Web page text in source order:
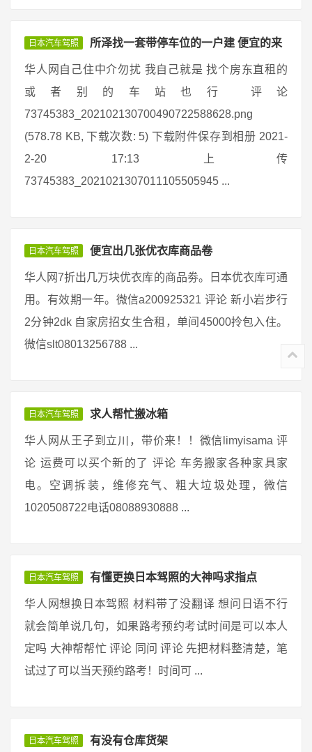
日本汽车驾照 所泽找一套带停车位的一户建 便宜的来
华人网自己住中介勿扰 我自己就是 找个房东直租的
或者别的车站也行 评论
73745383_202102130700490722588628.png
(578.78 KB, 下载次数: 5) 下载附件保存到相册 2021-
2-20 17:13 上传
73745383_2021021307011105505945 ...
日本汽车驾照 便宜出几张优衣库商品卷
华人网7折出几万块优衣库的商品劵。日本优衣库可通
用。有效期一年。微信a200925321 评论 新小岩步行
2分钟2dk 自家房招女生合租，单间45000拎包入住。
微信slt08013256788 ...
日本汽车驾照 求人帮忙搬冰箱
华人网从王子到立川，带价来！！微信limyisama 评
论 运费可以买个新的了 评论 车务搬家各种家具家
电。空调拆装，维修充气、粗大垃圾处理，微信
1020508722电话08088930888 ...
日本汽车驾照 有懂更换日本驾照的大神吗求指点
华人网想换日本驾照 材料带了没翻译 想问日语不行
就会简单说几句，如果路考预约考试时间是可以本人
定吗 大神帮帮忙 评论 同问 评论 先把材料整清楚，笔
试过了可以当天预约路考！时间可 ...
日本汽车驾照 有没有仓库货架